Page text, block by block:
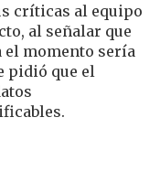
críticas al equipo
al señalar que
momento sería
pidió que el